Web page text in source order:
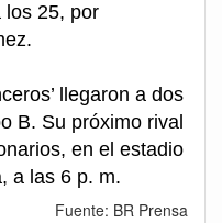
los 25, por
llegaron a dos
B. Su próximo rival
en el estadio
a las 6 p. m.
Fuente: BR Prensa